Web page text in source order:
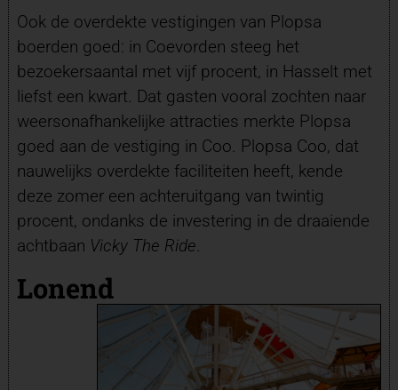
Ook de overdekte vestigingen van Plopsa
boerden goed: in Coevorden steeg het
bezoekersaantal met vijf procent, in Hasselt met
liefst een kwart. Dat gasten vooral zochten naar
weersonafhankelijke attracties merkte Plopsa
goed aan de vestiging in Coo. Plopsa Coo, dat
nauwelijks overdekte faciliteiten heeft, kende
deze zomer een achteruitgang van twintig
procent, ondanks de investering in de draaiende
achtbaan Vicky The Ride.
Lonend